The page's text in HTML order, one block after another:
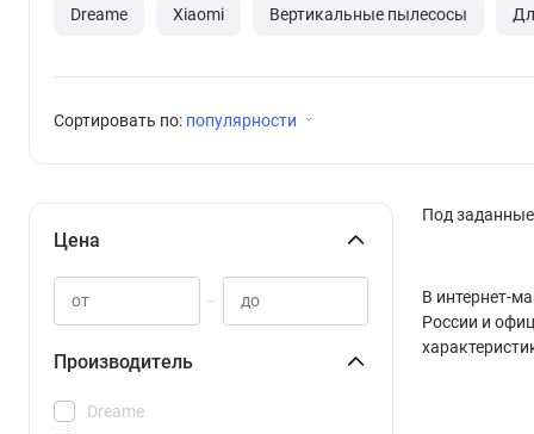
Dreame Xiaomi Вертикальные пылесосы
Сортировать по: популярности
Цена
–
Производитель
Dreame
Под
В интернет-
России и